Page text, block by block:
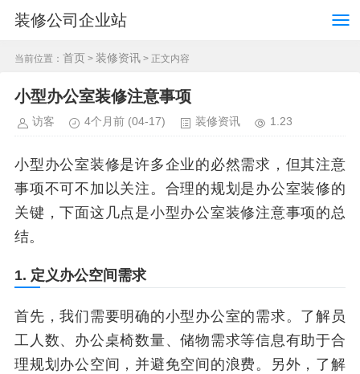
装修公司企业站
当前位置： 首页 > 装修资讯 > 正文内容
小型办公室装修注意事项
访客 4个月前 (04-17) 装修资讯 1.23
小型办公室装修是许多企业的必然需求，但其注意
事项不可不加以关注。合理的规划是办公室装修的
关键，下面这几点是小型办公室装修注意事项的总
结。
1. 定义办公空间需求
首先，我们需要明确的小型办公室的需求。了解员
工人数、办公桌椅数量、储物需求等信息有助于合
理规划办公空间，并避免空间的浪费。另外，了解